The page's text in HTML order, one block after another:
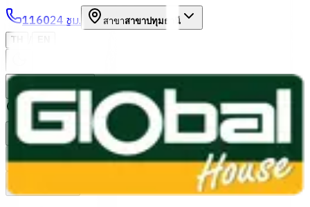
116024 ชม. สาขาสาขาปทุมธานี
TH
หมวดหมู่สินค้า
ค้นหา
บัญชีของฉัน ตะกร้าสินค้า
Previous slide